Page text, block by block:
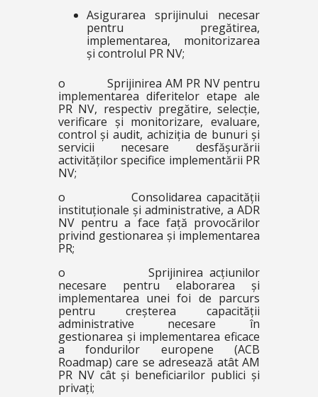
Asigurarea sprijinului necesar
pentru pregătirea,
implementarea, monitorizarea
și controlul PR NV;
o Sprijinirea AM PR NV pentru
implementarea diferitelor etape ale
PR NV, respectiv pregătire, selecție,
verificare și monitorizare, evaluare,
control și audit, achiziția de bunuri și
servicii necesare desfășurării
activităților specifice implementării PR
NV;
o Consolidarea capacității
instituționale și administrative, a ADR
NV pentru a face față provocărilor
privind gestionarea și implementarea
PR;
o Sprijinirea acțiunilor
necesare pentru elaborarea și
implementarea unei foi de parcurs
pentru creșterea capacității
administrative necesare în
gestionarea și implementarea eficace
a fondurilor europene (ACB
Roadmap) care se adresează atât AM
PR NV cât și beneficiarilor publici și
privați;